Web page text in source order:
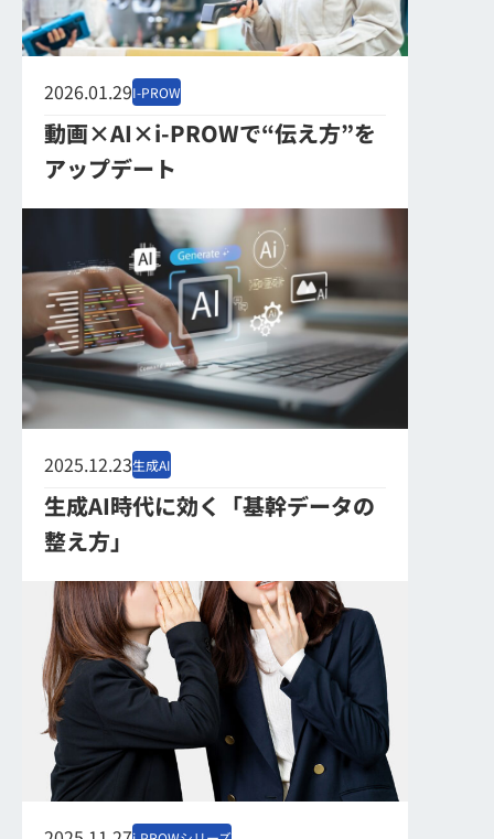
2026.01.29I-PROW
動画×AI×i-PROWで“伝え方”を
アップデート
2025.12.23生成AI
生成AI時代に効く「基幹データの
整え方」